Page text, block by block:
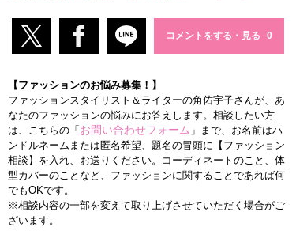
コメントをする・見る
【ファッションのお悩み募集！】
ファッションスタイリスト＆ライターの角佑宇子さんが、あ
なたのファッションの悩みにお答えします。相談したい方
は、こちらの「 お問い合わせフォーム 」まで、お名前はハ
ンドルネームまたは匿名希望、題名の冒頭に【ファッション
相談】を入れ、お送りください。コーディネートのこと、体
型カバーのことなど、ファッションに関することであれば何
でもOKです。
※相談内容の一部を変えて取り上げさせていただく場合がご
ざいます。